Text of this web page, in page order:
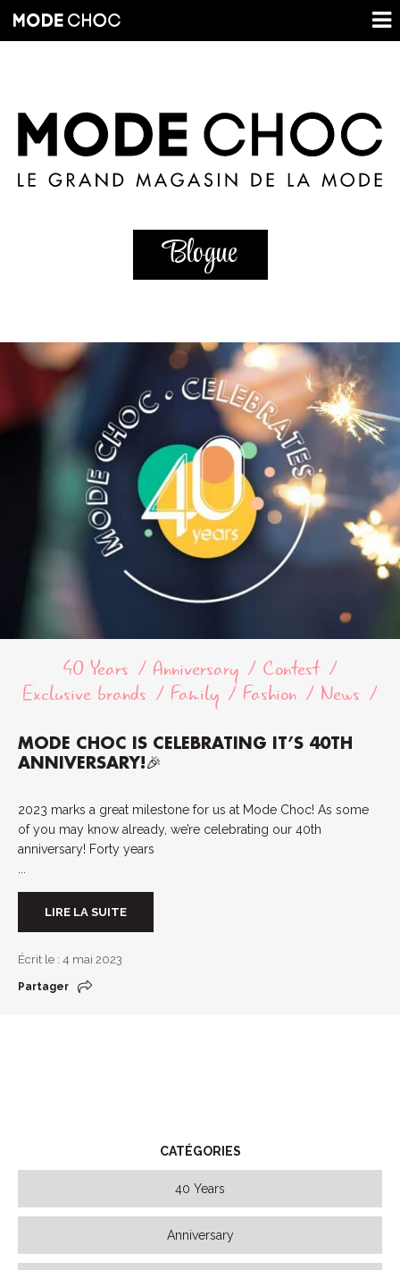
Blogue
40 Years Anniversary
Contest
Exclusive brands
Family Fashion News
MODE CHOC IS CELEBRATING IT’S 40TH
ANNIVERSARY!🎉
2023 marks a great milestone for us at Mode Choc! As some
of you may know already, we’re celebrating our 40th
anniversary! Forty years
LIRE LA SUITE
Écrit le : 4 mai 2023
Partager
CATÉGORIES
40 Years
Anniversary